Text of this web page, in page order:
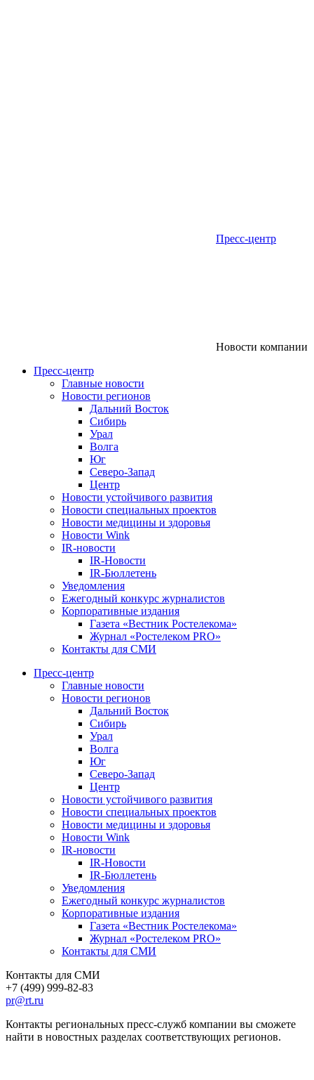
Пресс-центр
Новости компании
Пресс-центр
Главные новости
Новости регионов
Дальний Восток
Сибирь
Урал
Волга
Юг
Северо-Запад
Центр
Новости устойчивого развития
Новости специальных проектов
Новости медицины и здоровья
Новости Wink
IR-новости
IR-Новости
IR-Бюллетень
Уведомления
Ежегодный конкурс журналистов
Корпоративные издания
Газета «Вестник Ростелекома»
Журнал «Ростелеком PRO»
Контакты для СМИ
Пресс-центр
Главные новости
Новости регионов
Дальний Восток
Сибирь
Урал
Волга
Юг
Северо-Запад
Центр
Новости устойчивого развития
Новости специальных проектов
Новости медицины и здоровья
Новости Wink
IR-новости
IR-Новости
IR-Бюллетень
Уведомления
Ежегодный конкурс журналистов
Корпоративные издания
Газета «Вестник Ростелекома»
Журнал «Ростелеком PRO»
Контакты для СМИ
Контакты для СМИ
+7 (499) 999-82-83
pr@rt.ru
Контакты региональных пресс-служб компании вы сможете
найти в новостных разделах соответствующих регионов.